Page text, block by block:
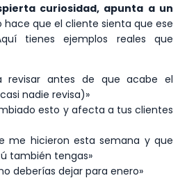
curiosidad, apunta a un
hace que el cliente sienta que ese
tienes ejemplos reales que
revisar antes de que acabe el
nadie revisa)»
esto y afecta a tus clientes
me hicieron esta semana y que
también tengas»
deberías dejar para enero»